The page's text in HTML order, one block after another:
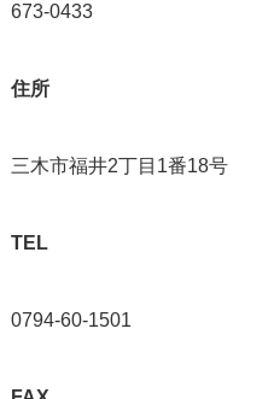
673-0433
住所
三木市福井2丁目1番18号
TEL
0794-60-1501